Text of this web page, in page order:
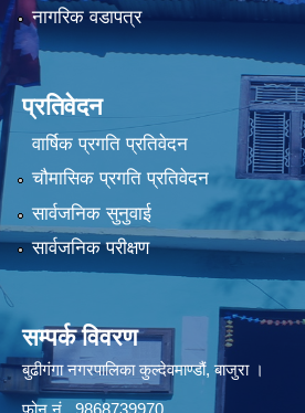
नागरिक वडापत्र
प्रतिवेदन
वार्षिक प्रगति प्रतिवेदन
चौमासिक प्रगति प्रतिवेदन
सार्वजनिक सुनुवाई
सार्वजनिक परीक्षण
सम्पर्क विवरण
बुढीगंगा नगरपालिका कुल्देवमाण्डौं, बाजुरा ।
फोन नं. 9868739970